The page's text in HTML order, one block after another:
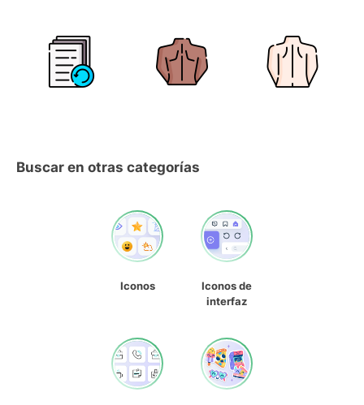
Buscar en otras categorías
Iconos
Iconos de
interfaz